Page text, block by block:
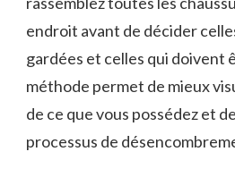
endroit avant de décider
gardées et celles qui doivent
méthode permet de mieux
de ce que vous possédez et
processus de